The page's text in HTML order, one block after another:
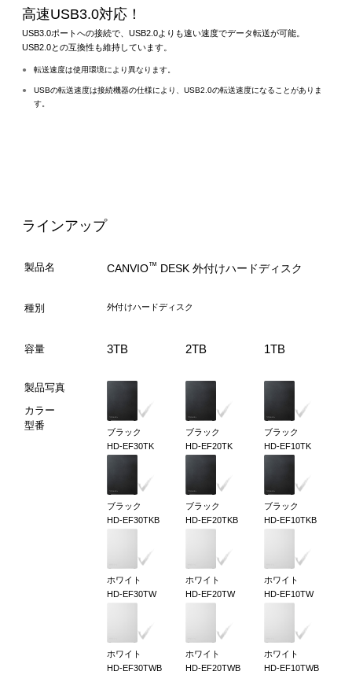
高速USB3.0対応！
USB3.0ポートへの接続で、USB2.0よりも速い速度でデータ転送が可能。
USB2.0との互換性も維持しています。
● 転送速度は使用環境により異なります。
●
USBの転送速度は接続機器の仕様により、USB2.0の転送速度になることがありま
す。
ラインアップ
製品名 CANVIO™ DESK 外付けハードディスク
種別 外付けハードディスク
容量 3TB 2TB 1TB
製品写真
カラー
型番
ブラック
HD-EF30TK
ブラック
HD-EF20TK
ブラック
HD-EF10TK
ブラック
HD-EF30TKB
ブラック
HD-EF20TKB
ブラック
HD-EF10TKB
ホワイト
HD-EF30TW
ホワイト
HD-EF20TW
ホワイト
HD-EF10TW
ホワイト
HD-EF30TWB
ホワイト
HD-EF20TWB
ホワイト
HD-EF10TWB